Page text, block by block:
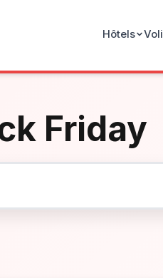
Hôtels Voli
Friday